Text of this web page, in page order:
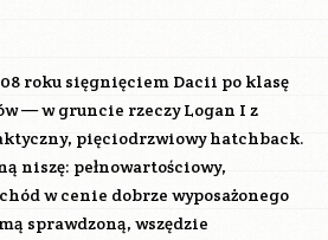
roku sięgnięciem Dacii po klasę
— w gruncie rzeczy Logan I z
pięciodrzwiowy hatchback.
niszę: pełnowartościowy,
w cenie dobrze wyposażonego
sprawdzoną, wszędzie